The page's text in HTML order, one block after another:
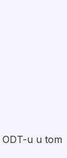
u u tom